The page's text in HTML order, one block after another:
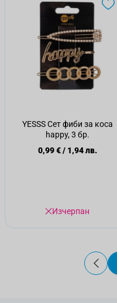
YESSS Сет фиби за коса
happy, 3 бр.
0,99 €/ 1,94 лв.
Изчерпан